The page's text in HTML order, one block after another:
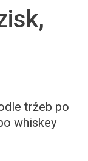
tržeb po
whiskey